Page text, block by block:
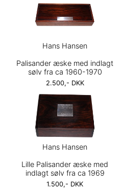
Hans Hansen
Palisander æske med indlagt
sølv fra ca 1960-1970
2.500,- DKK
Hans Hansen
Lille Palisander æske med
indlagt sølv fra ca 1969
1.500,- DKK